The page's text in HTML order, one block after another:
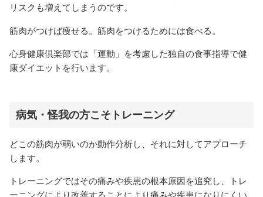
リスクも増えてしまうのです。
筋肉がつけば痩せる。筋肉をつけるためには食べる。
心身健康倶楽部では「運動」を考慮した独自の食事指導で健
康ダイエットを行います。
病気・怪我の方こそトレーニング
どこの筋肉が弱いのか動作分析し、それに対してアプローチ
します。
トレーニングではその痛みや疾患の根本原因を追究し、トレ